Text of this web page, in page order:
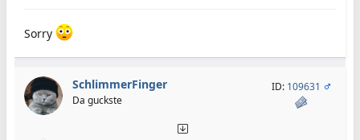
Sorry
SchlimmerFinger
Da guckste
ID: 109631